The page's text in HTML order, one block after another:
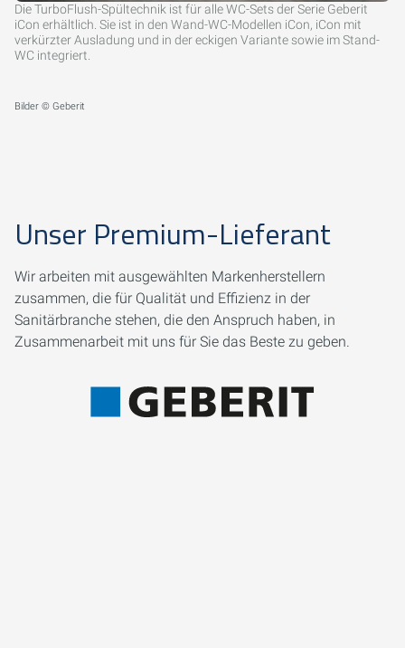
Die TurboFlush-Spültechnik ist für alle WC-Sets der Serie Geberit
iCon erhältlich. Sie ist in den Wand-WC-Modellen iCon, iCon mit
verkürzter Ausladung und in der eckigen Variante sowie im Stand-
WC integriert.
Bilder © Geberit
Unser Premium-Lieferant
Wir arbeiten mit ausgewählten Markenherstellern
zusammen, die für Qualität und Effizienz in der
Sanitärbranche stehen, die den Anspruch haben, in
Zusammenarbeit mit uns für Sie das Beste zu geben.